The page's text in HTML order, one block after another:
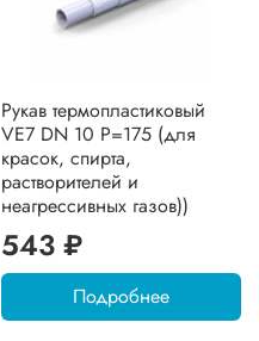
Рукав термопластиковый
VE7 DN 10 P=175 (для
красок, спирта,
растворителей и
неагрессивных газов))
543 ₽
Подробнее